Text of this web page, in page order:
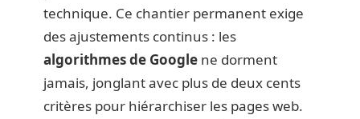
technique. Ce chantier permanent exige
des ajustements continus : les
algorithmes de Google ne dorment
jamais, jonglant avec plus de deux cents
critères pour hiérarchiser les pages web.